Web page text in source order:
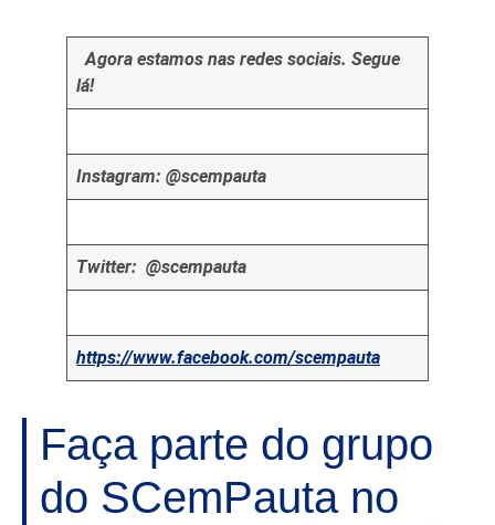
Agora estamos nas redes sociais. Segue
lá!
Instagram: @scempauta
Twitter: @scempauta
https://www.facebook.com/scempauta
Faça parte do grupo
do SCemPauta no